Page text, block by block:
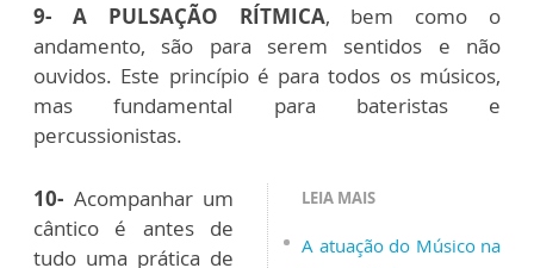
9- A PULSAÇÃO RÍTMICA, bem como o
andamento, são para serem sentidos e não
ouvidos. Este princípio é para todos os músicos,
mas fundamental para bateristas e
percussionistas.
LEIA MAIS
A atuação do Músico na
10- Acompanhar um
cântico é antes de
tudo uma prática de